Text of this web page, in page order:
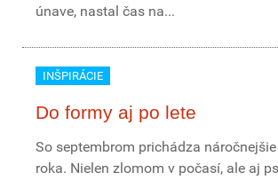
únave, nastal čas na...
INŠPIRÁCIE
Do formy aj po lete
So septembrom prichádza
roka. Nielen zlomom v počasí, ale aj